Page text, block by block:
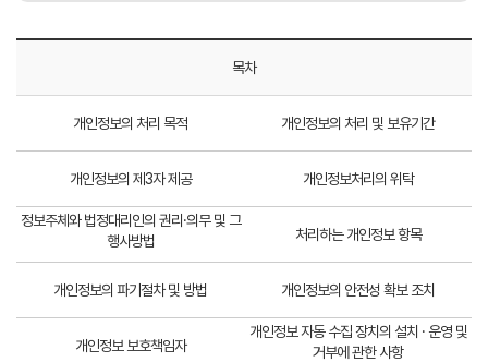
목차
개인정보의 처리 목적 개인정보의 처리 및 보유기간
개인정보의 제3자 제공 개인정보처리의 위탁
정보주체와 법정대리인의 권리·의무 및 그
행사방법
처리하는 개인정보 항목
개인정보의 파기절차 및 방법 개인정보의 안전성 확보 조치
개인정보 보호책임자
개인정보 자동 수집 장치의 설치 · 운영 및
거부에 관한 사항